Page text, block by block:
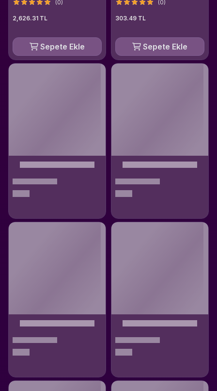
(0)
2,626.31 TL
Sepete Ekle
(0)
303.49 TL
Sepete Ekle